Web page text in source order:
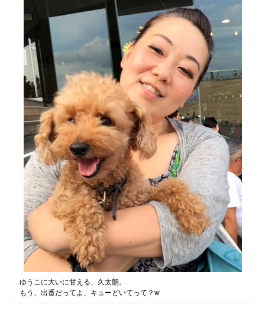
ゆうこに大いに甘える、久太朗。
もう、出番だってよ、キューどいてって？w